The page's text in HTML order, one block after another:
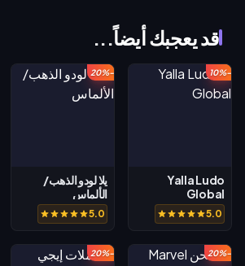
قد يعجبك أيضاً...
-10%
Yalla Ludo
Global
5.0
-20%
يلا لودو الذهب/
الألماس
5.0
-20%
-20%